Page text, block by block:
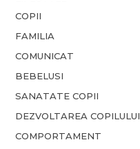
COPII
FAMILIA
COMUNICAT
BEBELUSI
SANATATE COPII
DEZVOLTAREA COPILULUI
COMPORTAMENT